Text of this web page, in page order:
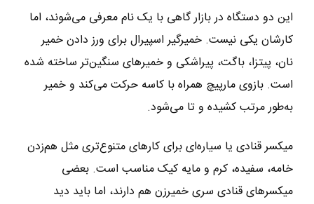
این دو دستگاه در بازار گاهی با یک نام معرفی می‌شوند، اما
کارشان یکی نیست. خمیرگیر اسپیرال برای ورز دادن خمیر
نان، پیتزا، باگت، پیراشکی و خمیرهای سنگین‌تر ساخته شده
است. بازوی مارپیچ همراه با کاسه حرکت می‌کند و خمیر
به‌طور مرتب کشیده و تا می‌شود.
میکسر قنادی یا سیاره‌ای برای کارهای متنوع‌تری مثل هم‌زدن
خامه، سفیده، کرم و مایه کیک مناسب است. بعضی
میکسرهای قنادی سری خمیرزن هم دارند، اما باید دید